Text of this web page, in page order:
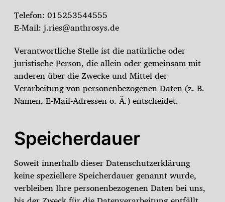
Telefon: 015253544555
E-Mail: j.ries@anthrosys.de
Verantwortliche Stelle ist die natürliche oder
juristische Person, die allein oder gemeinsam mit
anderen über die Zwecke und Mittel der
Verarbeitung von personenbezogenen Daten (z. B.
Namen, E-Mail-Adressen o. Ä.) entscheidet.
Speicherdauer
Soweit innerhalb dieser Datenschutzerklärung
keine speziellere Speicherdauer genannt wurde,
verbleiben Ihre personenbezogenen Daten bei uns,